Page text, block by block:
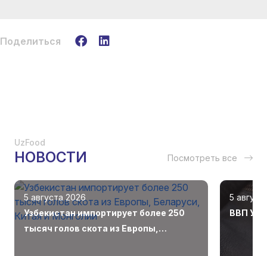
Поделиться
UzFood
НОВОСТИ Посмотреть все
5 августа 2026
Узбекистан импортирует более 250
тысяч голов скота из Европы,
5
ВВП